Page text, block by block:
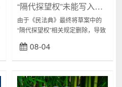
“隔代探望权”未能写入民法典是个遗憾
由于《民法典》最终将草案中的
“隔代探望权”相关规定删除，导致
由此产生的一个重要问题是：祖
辈到底有没有探望权？在已有的
08-04